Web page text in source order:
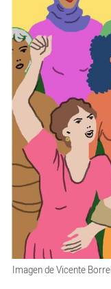
Imagen de Vicente